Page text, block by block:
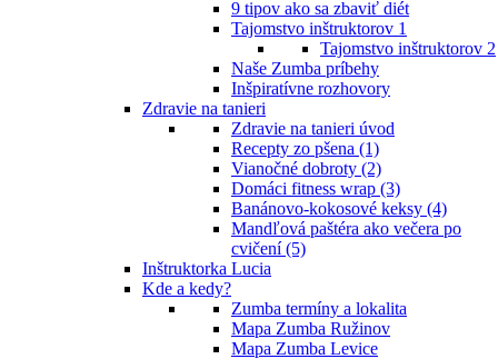
9 tipov ako sa zbaviť diét
Tajomstvo inštruktorov 1
Tajomstvo inštruktorov 2
Naše Zumba príbehy
Inšpiratívne rozhovory
Zdravie na tanieri
Zdravie na tanieri úvod
Recepty zo pšena (1)
Vianočné dobroty (2)
Domáci fitness wrap (3)
Banánovo-kokosové keksy (4)
Mandľová paštéra ako večera po
cvičení (5)
Inštruktorka Lucia
Kde a kedy?
Zumba termíny a lokalita
Mapa Zumba Ružinov
Mapa Zumba Levice